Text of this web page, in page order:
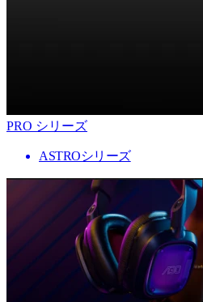
PRO シリーズ
ASTROシリーズ